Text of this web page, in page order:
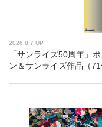
2026.8.7 UP
「サンライズ50周年」
ン＆サンライズ作品（